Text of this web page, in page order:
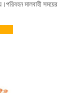
মালবাহী সময়ের